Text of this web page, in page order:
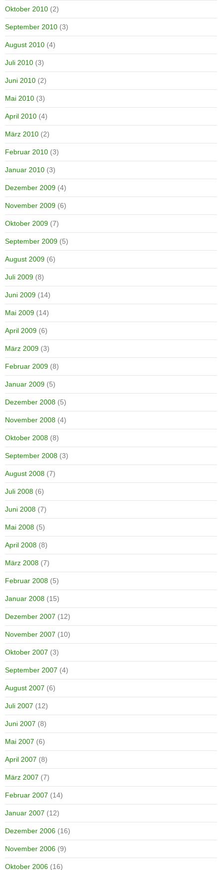
Oktober 2010 (2)
September 2010 (3)
August 2010 (4)
Juli 2010 (3)
Juni 2010 (2)
Mai 2010 (3)
April 2010 (4)
März 2010 (2)
Februar 2010 (3)
Januar 2010 (3)
Dezember 2009 (4)
November 2009 (6)
Oktober 2009 (7)
September 2009 (5)
August 2009 (6)
Juli 2009 (8)
Juni 2009 (14)
Mai 2009 (14)
April 2009 (6)
März 2009 (3)
Februar 2009 (8)
Januar 2009 (5)
Dezember 2008 (5)
November 2008 (4)
Oktober 2008 (8)
September 2008 (3)
August 2008 (7)
Juli 2008 (6)
Juni 2008 (7)
Mai 2008 (5)
April 2008 (8)
März 2008 (7)
Februar 2008 (5)
Januar 2008 (15)
Dezember 2007 (12)
November 2007 (10)
Oktober 2007 (3)
September 2007 (4)
August 2007 (6)
Juli 2007 (12)
Juni 2007 (8)
Mai 2007 (6)
April 2007 (8)
März 2007 (7)
Februar 2007 (14)
Januar 2007 (12)
Dezember 2006 (16)
November 2006 (9)
Oktober 2006 (16)